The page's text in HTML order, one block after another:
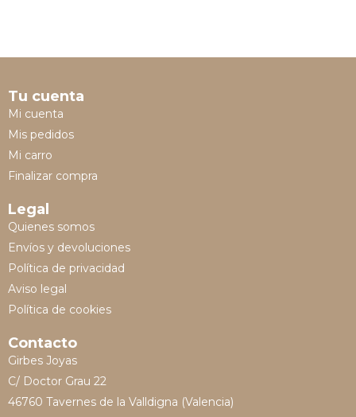
Tu cuenta
Mi cuenta
Mis pedidos
Mi carro
Finalizar compra
Legal
Quienes somos
Envíos y devoluciones
Política de privacidad
Aviso legal
Política de cookies
Contacto
Girbes Joyas
C/ Doctor Grau 22
46760 Tavernes de la Valldigna (Valencia)